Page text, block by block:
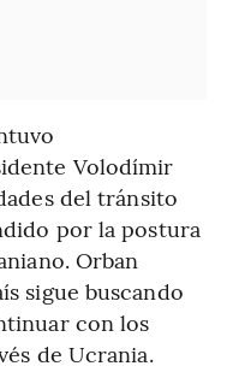
Volodímir
del tránsito
por la postura
Orban
sigue buscando
con los
de Ucrania.